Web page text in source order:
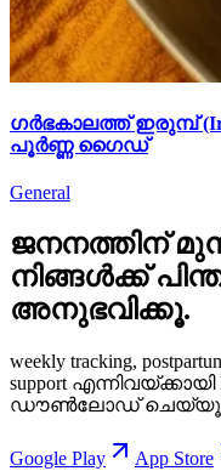
ഗർഭകാലത്ത് ഇരുമ്പ്
പൂർണ്ണ ഗൈഡ്
General
ജനനത്തിന്
നിങ്ങള്‍ക്ക്
അനുഭവിക്കൂ.
weekly tracking,
support എന്നിവയ്ക്കായി
ഡൗൺലോഡ്
Google Play
App Store